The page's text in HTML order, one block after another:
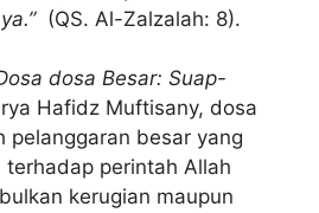
(QS. Al-Zalzalah: 8).
dosa Besar: Suap-
Hafidz Muftisany, dosa
pelanggaran besar yang
terhadap perintah Allah
kerugian maupun